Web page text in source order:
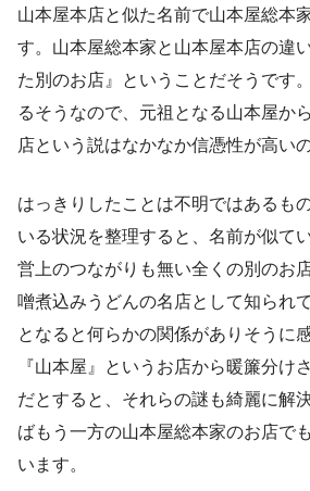
山本屋本店と似た名前で山本屋総本
す。山本屋総本家と山本屋本店の違
た別のお店』ということだそうです
るそうなので、元祖となる山本屋か
店という説はなかなか信憑性が高い
はっきりしたことは不明ではあるも
いる状況を整理すると、名前が似て
営上のつながりも無い全くの別のお
噌煮込みうどんの名店として知られ
となると何らかの関係がありそうに
『山本屋』というお店から暖簾分け
だとすると、それらの謎も綺麗に解
ばもう一方の山本屋総本家のお店で
います。